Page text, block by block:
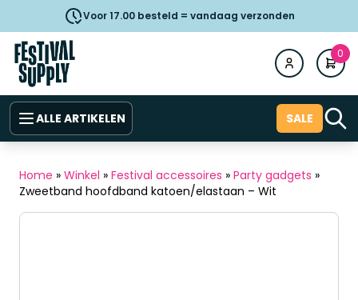
Voor 17.00 besteld = vandaag verzonden
0
ALLE ARTIKELEN SALE
Home » Winkel » Festival accessoires » Party gadgets »
Zweetband hoofdband katoen/elastaan – Wit